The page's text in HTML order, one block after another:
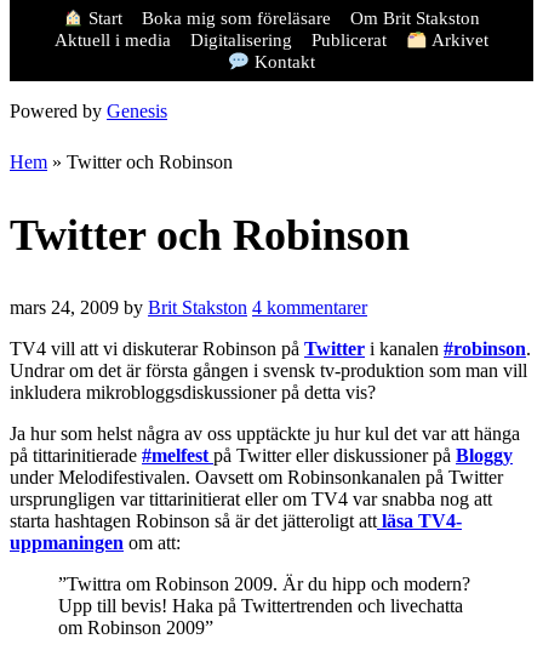
Start Boka mig som föreläsare
Om Brit Stakston
Aktuell i media
Digitalisering Publicerat
Arkivet
Kontakt
Powered by Genesis
Hem » Twitter och Robinson
Twitter och Robinson
mars 24, 2009 by Brit Stakston 4 kommentarer
TV4 vill att vi diskuterar Robinson på Twitter i kanalen #robinson.
Undrar om det är första gången i svensk tv-produktion som man vill
inkludera mikrobloggsdiskussioner på detta vis?
Ja hur som helst några av oss upptäckte ju hur kul det var att hänga
på tittarinitierade #melfest på Twitter eller diskussioner på Bloggy
under Melodifestivalen. Oavsett om Robinsonkanalen på Twitter
ursprungligen var tittarinitierat eller om TV4 var snabba nog att
starta hashtagen Robinson så är det jätteroligt att läsa TV4-
uppmaningen om att:
”Twittra om Robinson 2009. Är du hipp och modern?
Upp till bevis! Haka på Twittertrenden och livechatta
om Robinson 2009”